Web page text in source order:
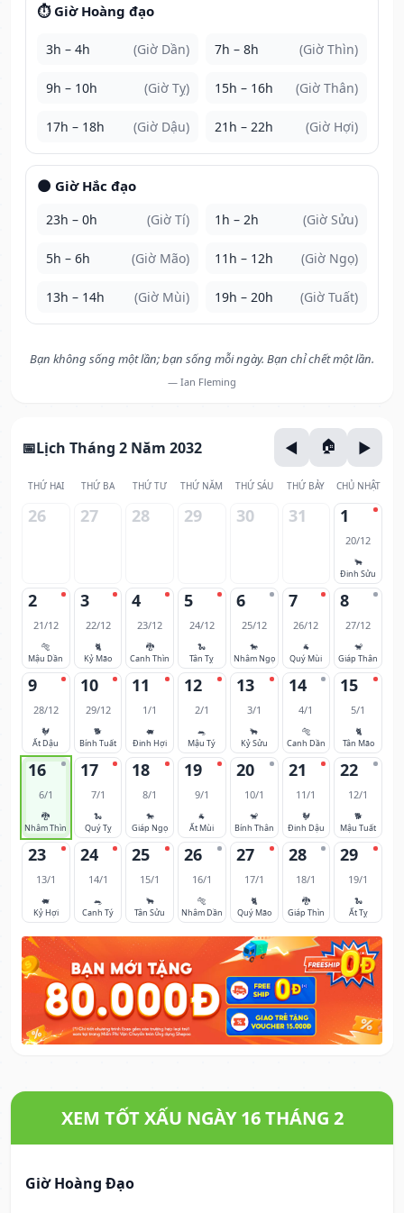
⏱️ Giờ Hoàng đạo
3h – 4h (Giờ Dần) 7h – 8h (Giờ Thìn)
9h – 10h (Giờ Tỵ) 15h – 16h (Giờ Thân)
17h – 18h (Giờ Dậu) 21h – 22h (Giờ Hợi)
🌑 Giờ Hắc đạo
23h – 0h (Giờ Tí) 1h – 2h (Giờ Sửu)
5h – 6h (Giờ Mão) 11h – 12h (Giờ Ngọ)
13h – 14h (Giờ Mùi) 19h – 20h (Giờ Tuất)
Bạn không sống một lần; bạn sống mỗi ngày. Bạn chỉ chết một lần.
— Ian Fleming
Lịch Tháng 2 Năm 2032
THỨ HAI THỨ BA THỨ TƯ THỨ NĂM THỨ SÁU THỨ BẢY CHỦ NHẬT
26 27 28 29 30 31 1
20/12
🐂
Đinh Sửu
2
21/12
🐅
Mậu Dần
3
22/12
🐈
Kỷ Mão
4
23/12
🐉
Canh Thìn
5
24/12
🐍
Tân Tỵ
6
25/12
🐎
Nhâm Ngọ
7
26/12
🐐
Quý Mùi
8
27/12
🐒
Giáp Thân
9
28/12
🐓
Ất Dậu
10
29/12
🐕
Bính Tuất
11
1/1
🐖
Đinh Hợi
12
2/1
🐀
Mậu Tý
13
3/1
🐂
Kỷ Sửu
14
4/1
🐅
Canh Dần
15
5/1
🐈
Tân Mão
16
6/1
🐉
Nhâm Thìn
17
7/1
🐍
Quý Tỵ
18
8/1
🐎
Giáp Ngọ
19
9/1
🐐
Ất Mùi
20
10/1
🐒
Bính Thân
21
11/1
🐓
Đinh Dậu
22
12/1
🐕
Mậu Tuất
23
13/1
🐖
Kỷ Hợi
24
14/1
🐀
Canh Tý
25
15/1
🐂
Tân Sửu
26
16/1
🐅
Nhâm Dần
27
17/1
🐈
Quý Mão
28
18/1
🐉
Giáp Thìn
29
19/1
🐍
Ất Tỵ
XEM TỐT XẤU NGÀY 16 THÁNG 2
Giờ Hoàng Đạo